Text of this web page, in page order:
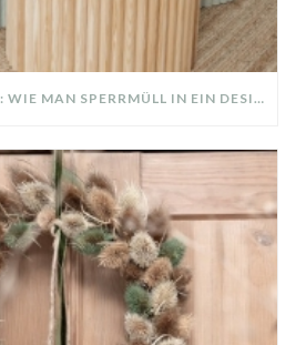
DIY UPCYLING IDEE: WIE MAN SPERRMÜLL IN EIN DESIGNER TEIL VERWANDELT